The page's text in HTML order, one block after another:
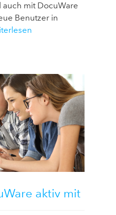
mit DocuWare
Benutzer in
aktiv mit